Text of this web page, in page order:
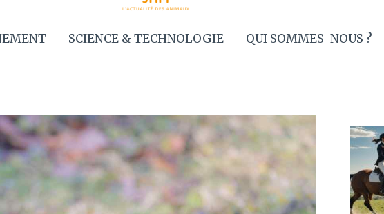
SCIENCE & TECHNOLOGIE QUI SOMMES-NOUS ?